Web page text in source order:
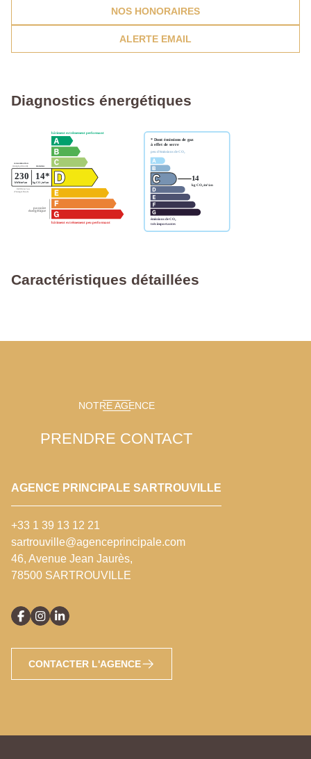
NOS HONORAIRES
ALERTE EMAIL
Diagnostics énergétiques
Caractéristiques détaillées
NOTRE AGENCE
PRENDRE CONTACT
AGENCE PRINCIPALE SARTROUVILLE
+33 1 39 13 12 21
sartrouville@agenceprincipale.com
46, Avenue Jean Jaurès,
78500 SARTROUVILLE
CONTACTER L'AGENCE